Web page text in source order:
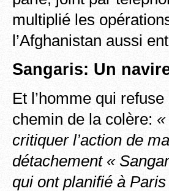
multiplié les
l’Afghanistan aussi
Sangaris: Un
Et l’homme qui
chemin de la colère: «
critiquer l’action de
détachement «
qui ont planifié à